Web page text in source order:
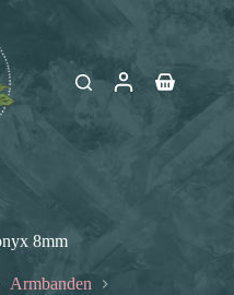
8mm
Armbanden